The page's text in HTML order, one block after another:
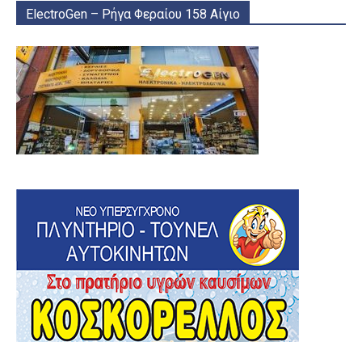
ElectroGen – Ρήγα Φεραίου 158 Αίγιο